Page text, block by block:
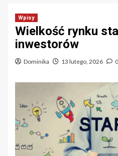
Wpisy
Wielkość rynku
inwestorów
Dominika 13 lutego, 2026 0